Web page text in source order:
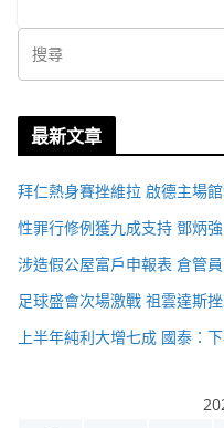
最新文章
拜仁熱身賽挫維拉 啟德主場
性罪行修例獲九成支持 鄧炳
涉造假公屋富戶申報表 倉管
足球盛會次場激戰 祖雲達斯
上半年純利大增七成 國泰：